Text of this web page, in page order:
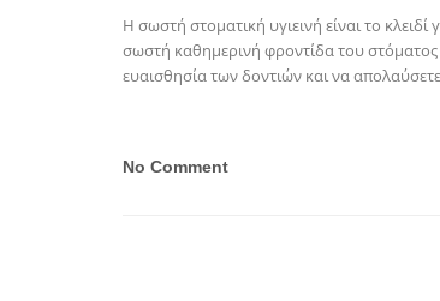
Η σωστή στοματική υγιεινή είναι το
σωστή καθημερινή φροντίδα του στόματος
ευαισθησία των δοντιών και να
No Comment